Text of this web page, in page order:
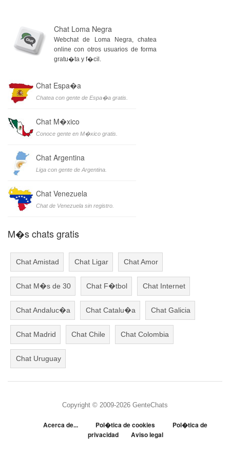
Chat Loma Negra
Webchat de Loma Negra, chatea
online con otros usuarios de forma
gratu�ta y f�cil.
Chat Espa�a
Chatea con gente de Espa�a gratis.
Chat M�xico
Conoce gente en M�xico gratis.
Chat Argentina
Liga con gente de Argentina.
Chat Venezuela
Chat de Venezuela sin registro.
M�s chats gratis
Chat Amistad Chat Ligar Chat Amor
Chat M�s de 30 Chat F�tbol Chat Internet
Chat Andaluc�a Chat Catalu�a Chat Galicia
Chat Madrid Chat Chile Chat Colombia
Chat Uruguay
Copyright © 2009-2026 GenteChats
Acerca de... Pol�tica de cookies
Pol�tica de
privacidad
Aviso legal